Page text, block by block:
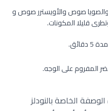
والصويا صوص والأويسترر صوص و
قليلا المكونات.
المفروم على الوجه.
الخاصة بالنودلز